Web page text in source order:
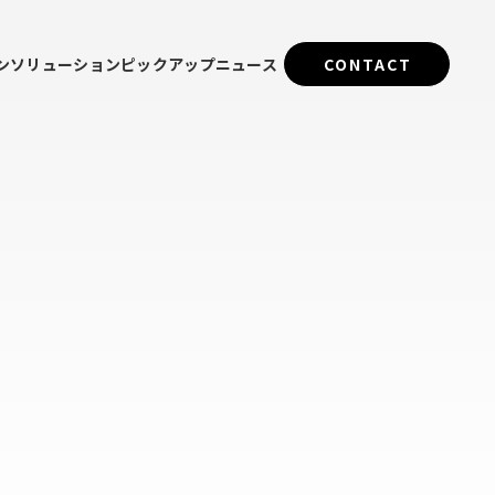
ソリューションピックアップニュース CONTACT